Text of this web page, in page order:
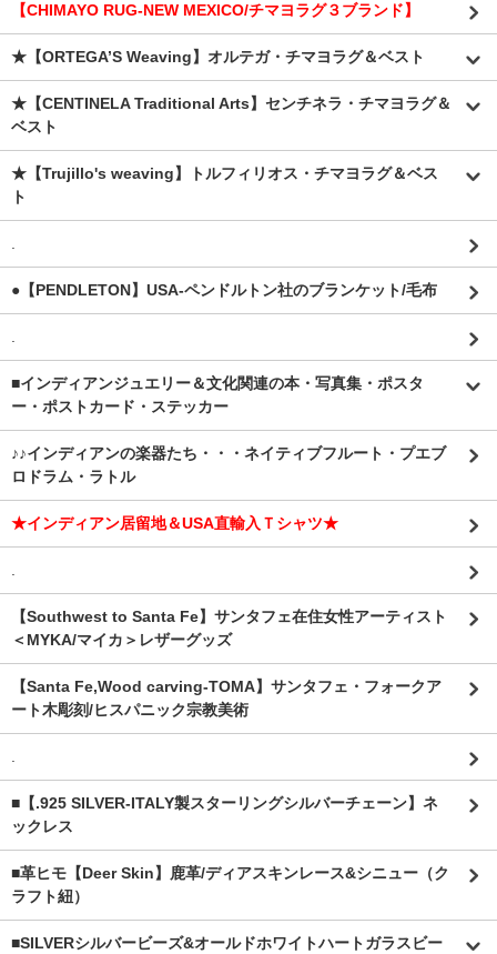
【CHIMAYO RUG-NEW MEXICO/チマヨラグ３ブランド】
★【ORTEGA’S Weaving】オルテガ・チマヨラグ＆ベスト
★【CENTINELA Traditional Arts】センチネラ・チマヨラグ＆
ベスト
★【Trujillo's weaving】トルフィリオス・チマヨラグ＆ベス
ト
.
●【PENDLETON】USA-ペンドルトン社のブランケット/毛布
.
■インディアンジュエリー＆文化関連の本・写真集・ポスタ
ー・ポストカード・ステッカー
♪♪インディアンの楽器たち・・・ネイティブフルート・プエブ
ロドラム・ラトル
★インディアン居留地＆USA直輸入Ｔシャツ★
.
【Southwest to Santa Fe】サンタフェ在住女性アーティスト
＜MYKA/マイカ＞レザーグッズ
【Santa Fe,Wood carving-TOMA】サンタフェ・フォークア
ート木彫刻/ヒスパニック宗教美術
.
■【.925 SILVER-ITALY製スターリングシルバーチェーン】ネ
ックレス
■革ヒモ【Deer Skin】鹿革/ディアスキンレース&シニュー（ク
ラフト紐）
■SILVERシルバービーズ&オールドホワイトハートガラスビー